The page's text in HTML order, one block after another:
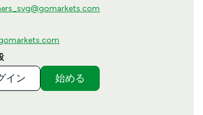
イン 始める